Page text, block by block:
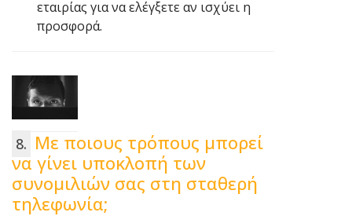
εταιρίας για να ελέγξετε αν ισχύει η
προσφορά.
Με ποιους τρόπους μπορεί
να γίνει υποκλοπή των
συνομιλιών σας στη σταθερή
τηλεφωνία;